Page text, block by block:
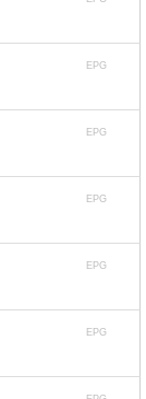
EPG
EPG
EPG
EPG
EPG